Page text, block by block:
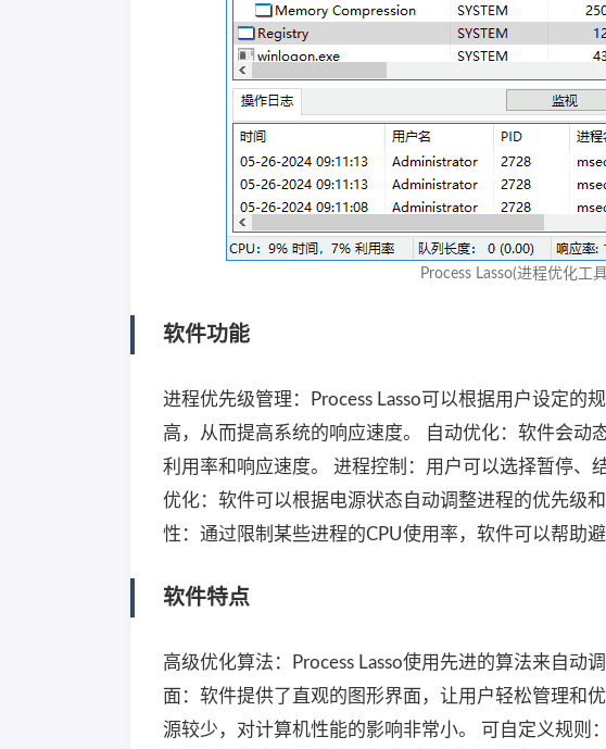
Process Lasso(进程优化工
软件功能
进程优先级管理：Process Lasso可以根据用户设定的
高，从而提高系统的响应速度。 自动优化：软件会动
利用率和响应速度。 进程控制：用户可以选择暂停、
优化：软件可以根据电源状态自动调整进程的优先级
性：通过限制某些进程的CPU使用率，软件可以帮助
软件特点
高级优化算法：Process Lasso使用先进的算法来自动
面：软件提供了直观的图形界面，让用户轻松管理和
源较少，对计算机性能的影响非常小。 可自定义规